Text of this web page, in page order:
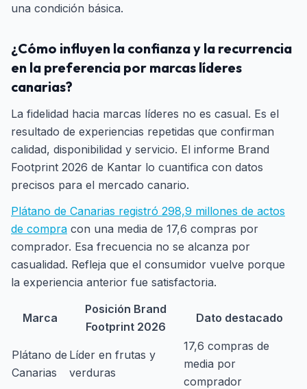
una condición básica.
¿Cómo influyen la confianza y la recurrencia
en la preferencia por marcas líderes
canarias?
La fidelidad hacia marcas líderes no es casual. Es el
resultado de experiencias repetidas que confirman
calidad, disponibilidad y servicio. El informe Brand
Footprint 2026 de Kantar lo cuantifica con datos
precisos para el mercado canario.
Plátano de Canarias registró 298,9 millones de actos
de compra con una media de 17,6 compras por
comprador. Esa frecuencia no se alcanza por
casualidad. Refleja que el consumidor vuelve porque
la experiencia anterior fue satisfactoria.
Marca
Posición Brand
Footprint 2026
Dato destacado
Plátano de
Canarias
Líder en frutas y
verduras
17,6 compras de
media por
comprador